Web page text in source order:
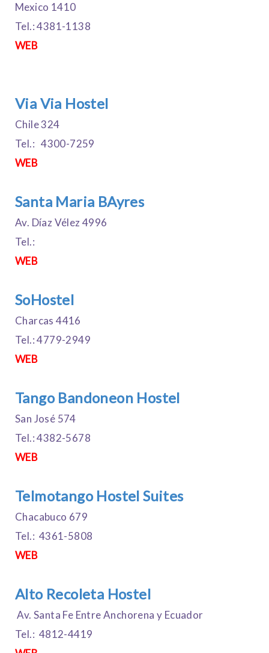
Mexico 1410
Tel.: 4381-1138
WEB
Via Via Hostel
Chile 324
Tel.: 4300-7259
WEB
Santa Maria BAyres
Av. Díaz Vélez 4996
Tel.:
WEB
SoHostel
Charcas 4416
Tel.: 4779-2949
WEB
Tango Bandoneon Hostel
San José 574
Tel.: 4382-5678
WEB
Telmotango Hostel Suites
Chacabuco 679
Tel.: 4361-5808
WEB
Alto Recoleta Hostel
Av. Santa Fe Entre Anchorena y Ecuador
Tel.: 4812-4419